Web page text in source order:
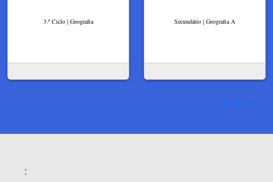
3.º Ciclo | Geografia Secundário | Geografia A
Ver mais